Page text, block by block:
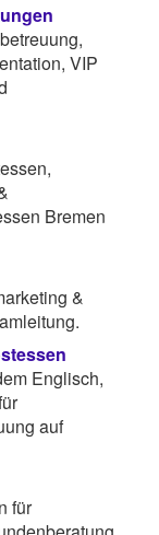
VIP
Bremen
&
Englisch,
auf
für